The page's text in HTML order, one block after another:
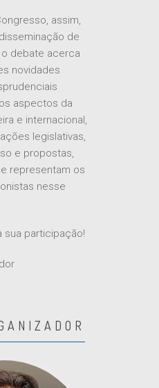
assim,
de
debate acerca
novidades
aspectos da
e internacional,
legislativas,
e propostas,
representam os
nesse
sua participação!